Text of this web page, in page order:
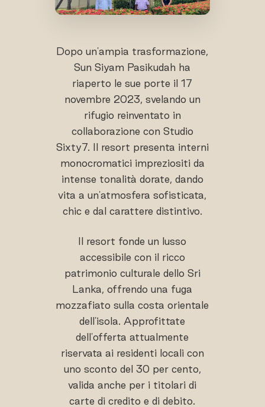
Dopo un'ampia trasformazione,
Sun Siyam Pasikudah ha
riaperto le sue porte il 17
novembre 2023, svelando un
rifugio reinventato in
collaborazione con Studio
Sixty7. Il resort presenta interni
monocromatici impreziositi da
intense tonalità dorate, dando
vita a un'atmosfera sofisticata,
chic e dal carattere distintivo.
Il resort fonde un lusso
accessibile con il ricco
patrimonio culturale dello Sri
Lanka, offrendo una fuga
mozzafiato sulla costa orientale
dell'isola. Approfittate
dell'offerta attualmente
riservata ai residenti locali con
uno sconto del 30 per cento,
valida anche per i titolari di
carte di credito e di debito.